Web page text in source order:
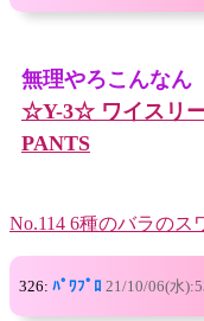
無理やろこんなん
☆Y-3☆ ワイスリ
PANTS
No.114 6種のバラのス
326: ﾊﾟﾜﾌﾟﾛ 21/10/06(水